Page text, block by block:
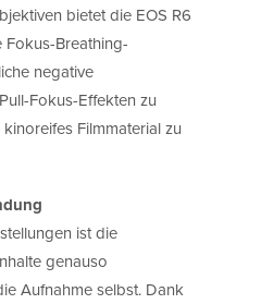
bietet die EOS R6
Fokus-Breathing-
negative
Fokus-Effekten zu
Filmmaterial zu
ist die
genauso
Aufnahme selbst. Dank